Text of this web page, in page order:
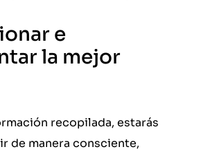
e
la mejor
recopilada, estarás
de manera consciente,